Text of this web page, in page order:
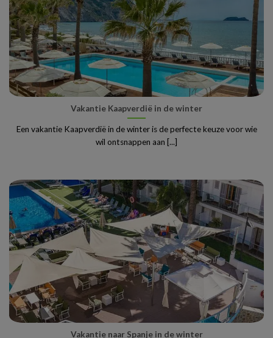
Vakantie Kaapverdië in de winter
Een vakantie Kaapverdië in de winter is de perfecte keuze voor wie
wil ontsnappen aan [...]
Vakantie naar Spanje in de winter